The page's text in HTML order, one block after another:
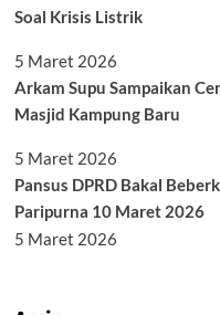
Soal Krisis Listrik
5 Maret 2026
Arkam Supu Sampaikan
Masjid Kampung Baru
5 Maret 2026
Pansus DPRD Bakal
Paripurna 10 Maret 2026
5 Maret 2026